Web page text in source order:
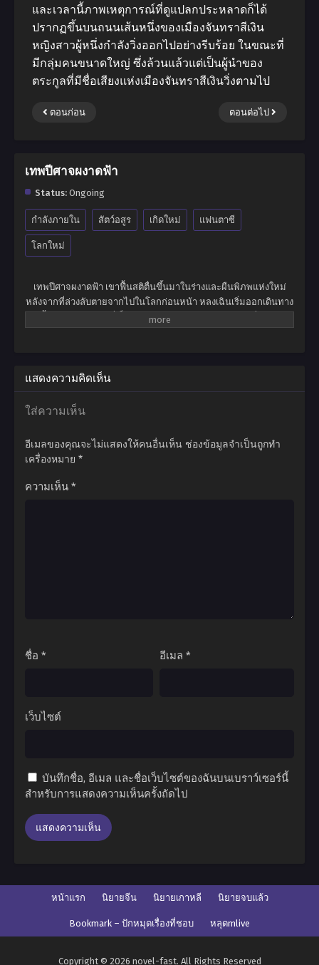
และเวลานี้ภาพเหตุการณ์ที่ดูแปลกประหลาดก็ได้
ปรากฏขึ้นบนถนนเส้นหนึ่งของเมืองจันทราสีเงิน
หญิงสาวผู้หนึ่งกําลังวิ่งออกไปอย่างรีบร้อย ในขณะที่
มีกลุ่มคนขนาดใหญ่ ซึ่งล้วนแล้วแต่เป็นผู้นําของ
ตระกูลที่มีชื่อเสียงแห่งเมืองจันทราสีเงินวิ่งตามไป
ตอนก่อน ตอนต่อไป
เทพปีศาจผงาดฟ้า
Status: Ongoing
กำลังภายใน สัตว์อสูร เกิดใหม่ แฟนตาซี
โลกใหม่
เทพปีศาจผงาดฟ้า เขาฟื้นสติตื่นขึ้นมาในร่างและผืนพิภพแห่งใหม่
หลังจากที่ล่วงลับตายจากไปในโลกก่อนหน้า หลงเฉินเริ่มออกเดินทาง
ครั้งใหม่ในผืนพิภพที่เต็มไปด้วยเทพเซียนและมารปีศาจ สิ่งมีชีวิต
ฝ่าฟันอุปสรรคมากมายเกินคณานับ สังหารทุกคนที่เข้าขัดขวาง ยอด
ผู้ฝึกยุทธ์พเนจรท่องโลกาท้ายุทธภพสุดขอบฟ้า จนกลายเป็นที่รู้จักใน
นามเทพปีศาจแห่งจักรวาล ปกครองความเป็นและความตาย แม้กระ
แสดงความคิดเห็น
ใส่ความเห็น
อีเมลของคุณจะไม่แสดงให้คนอื่นเห็น ช่องข้อมูลจำเป็นถูกทำ
เครื่องหมาย *
ความเห็น *
ชื่อ * อีเมล *
เว็บไซต์
บันทึกชื่อ, อีเมล และชื่อเว็บไซต์ของฉันบนเบราว์เซอร์นี้
สำหรับการแสดงความเห็นครั้งถัดไป
หน้าแรก นิยายจีน นิยายเกาหลี นิยายจบแล้ว
Bookmark – ปักหมุดเรื่องที่ชอบ หลุดmlive
Copyright © 2026 novel-fast. All Rights Reserved